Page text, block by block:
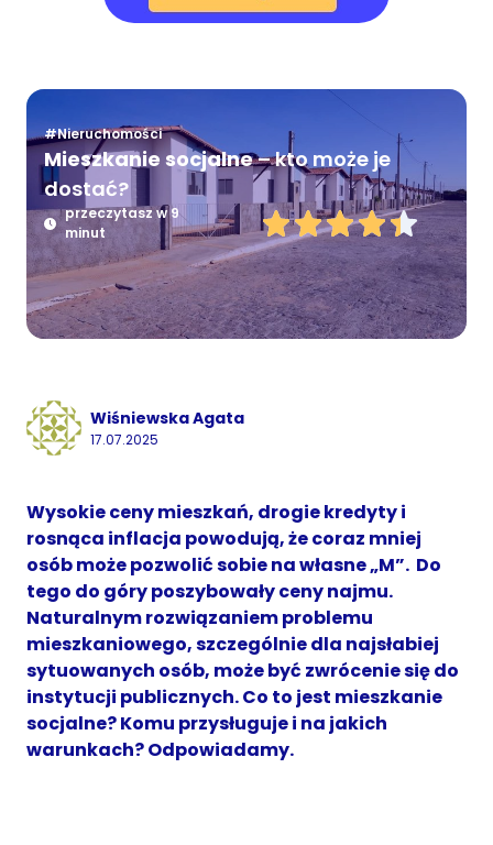
#Nieruchomości
Mieszkanie socjalne– kto może je
dostać?
przeczytasz w 9
minut
Wiśniewska Agata
17.07.2025
Wysokie ceny mieszkań, drogie kredyty i
rosnąca inflacja powodują, że coraz mniej
osób może pozwolić sobie na własne „M”. Do
tego do góry poszybowały ceny najmu.
Naturalnym rozwiązaniem problemu
mieszkaniowego, szczególnie dla najsłabiej
sytuowanych osób, może być zwrócenie się do
instytucji publicznych. Co to jest mieszkanie
socjalne? Komu przysługuje i na jakich
warunkach? Odpowiadamy.